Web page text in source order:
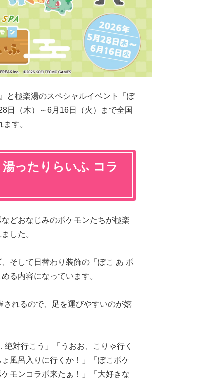
と極楽湯のスペシャルイベント「ぽ
日（木）～6月16日（火）まで全国
す。
湯ったりらいふ コラ
どおなじみのポケモンたちが極楽
した。
そして日替わり装飾の「ぽこ あ ポ
る内容になっています。
れるので、足を運びやすいのが嬉
対行こう」「うおお、こりゃ行く
風呂入りに行くか！」「ぽこポケ
モンコラボ来たぁ！」「大好きな